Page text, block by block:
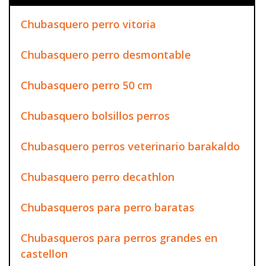
Chubasquero perro vitoria
Chubasquero perro desmontable
Chubasquero perro 50 cm
Chubasquero bolsillos perros
Chubasquero perros veterinario barakaldo
Chubasquero perro decathlon
Chubasqueros para perro baratas
Chubasqueros para perros grandes en
castellon